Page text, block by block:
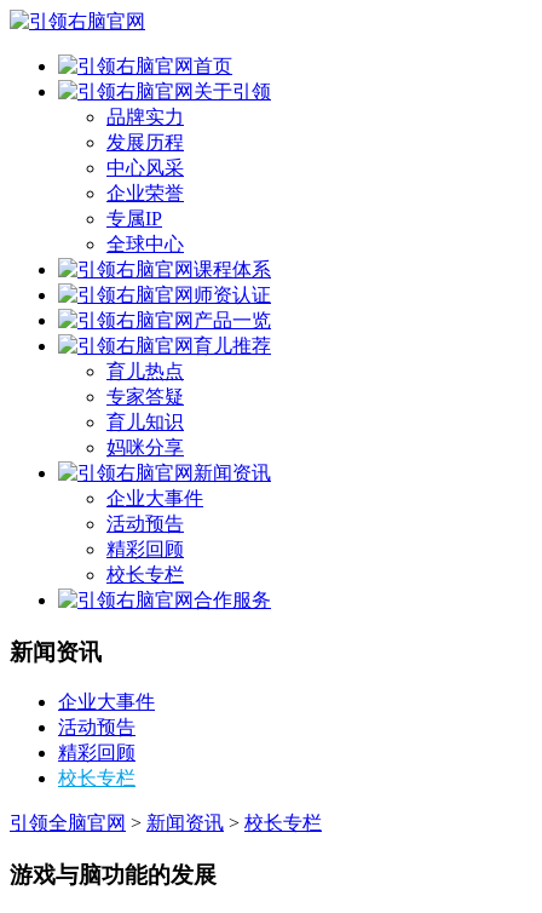
首页
关于引领
品牌实力
发展历程
中心风采
企业荣誉
专属IP
全球中心
课程体系
师资认证
产品一览
育儿推荐
育儿热点
专家答疑
育儿知识
妈咪分享
新闻资讯
企业大事件
活动预告
精彩回顾
校长专栏
合作服务
新闻资讯
企业大事件
活动预告
精彩回顾
校长专栏
引领全脑官网 > 新闻资讯 > 校长专栏
游戏与脑功能的发展